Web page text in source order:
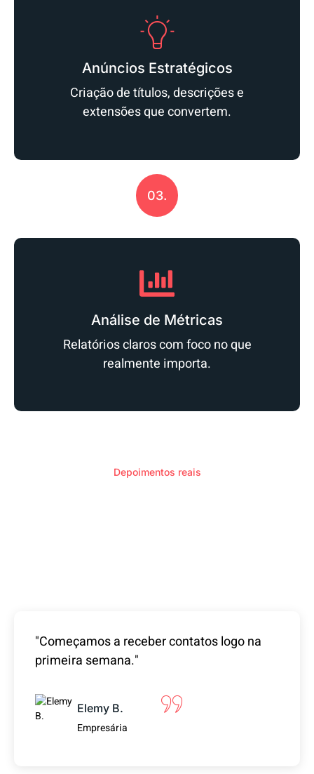
Anúncios Estratégicos
Criação de títulos, descrições e
extensões que convertem.
03.
Análise de Métricas
Relatórios claros com foco no que
realmente importa.
Depoimentos reais
"Começamos a receber contatos logo na
primeira semana."
Elemy B.
Empresária